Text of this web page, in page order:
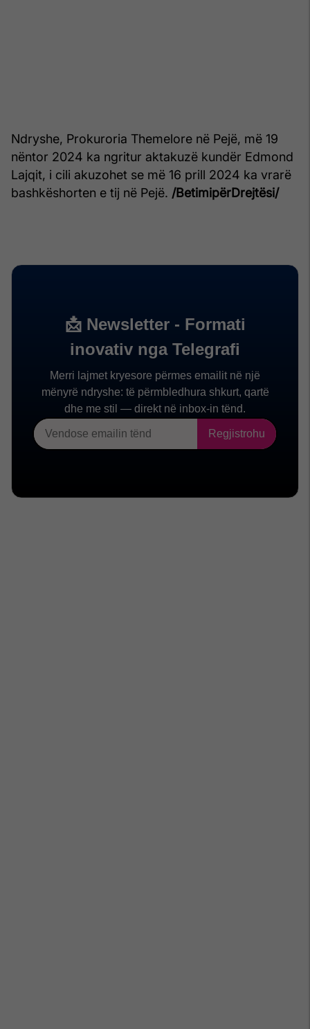
Ndryshe, Prokuroria Themelore në Pejë, më 19
nëntor 2024 ka ngritur aktakuzë kundër Edmond
Lajqit, i cili akuzohet se më 16 prill 2024 ka vrarë
bashkëshorten e tij në Pejë. /BetimipërDrejtësi/